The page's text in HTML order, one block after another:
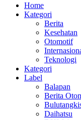
Home
Kategori
Berita
Kesehatan
Otomotif
Teknologi
Kategori
Label
Balapan
Berita
Daihatsu